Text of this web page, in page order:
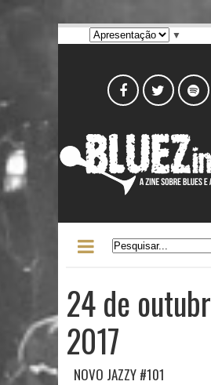
▼
24 de
2017
NOVO JAZZY #101